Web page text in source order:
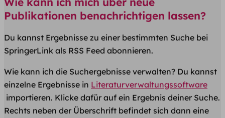
Publikationen benachrichtigen lassen?
Du kannst Ergebnisse zu einer bestimmten Suche bei
SpringerLink als RSS Feed abonnieren.
Wie kann ich die Suchergebnisse verwalten? Du kannst
einzelne Ergebnisse in Literaturverwaltungssoftware
importieren. Klicke dafür auf ein Ergebnis deiner Suche.
Rechts neben der Überschrift befindet sich dann eine